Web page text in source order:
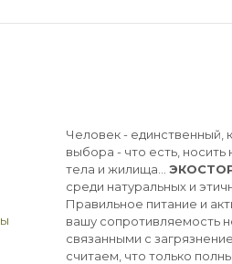
Человек - единственный,
выбора - что есть, носить
тела и жилища...
среди натуральных и
Правильное питание и
вашу сопротивляемость
связанными с
считаем, что только